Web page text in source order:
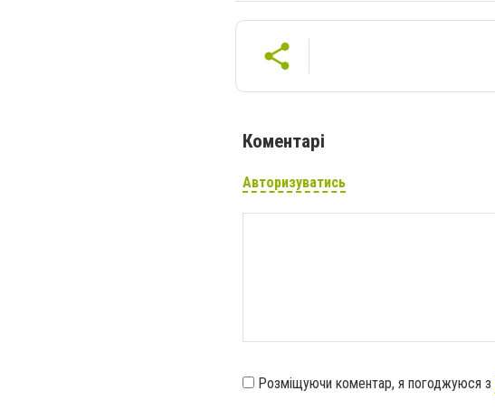
Коментарі
Авторизуватись
Розміщуючи коментар, я погоджуюся з